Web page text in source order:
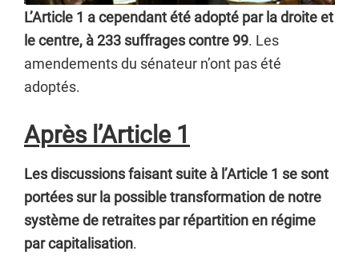
L’Article 1 a cependant été adopté par la droite et
le centre, à 233 suffrages contre 99. Les
amendements du sénateur n’ont pas été
adoptés.
Après l’Article 1
Les discussions faisant suite à l’Article 1 se sont
portées sur la possible transformation de notre
système de retraites par répartition en régime
par capitalisation.